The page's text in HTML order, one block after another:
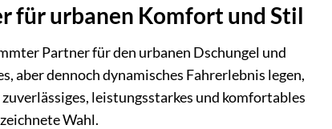
für urbanen Komfort und Stil
Partner für den urbanen Dschungel und
aber dennoch dynamisches Fahrerlebnis legen,
leistungsstarkes und komfortables
Wahl.